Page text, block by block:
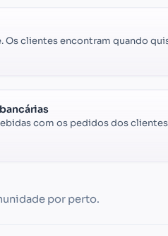
Os clientes encontram quando
com os pedidos dos
por perto.